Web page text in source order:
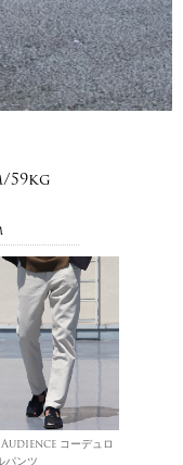
59kg
コーデュロ
パンツ